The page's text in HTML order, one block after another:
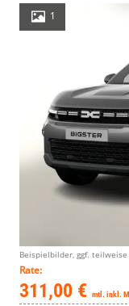
1
Beispielbilder, ggf.
Rate:
311,00 € mtl. inkl.